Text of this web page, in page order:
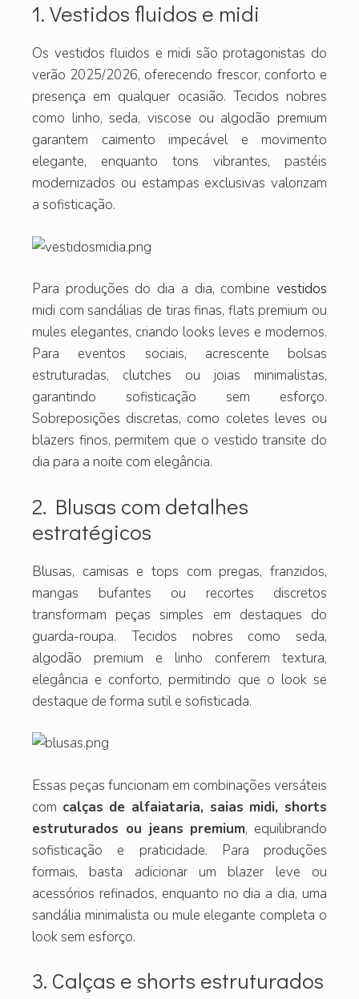
1. Vestidos fluidos e midi
Os vestidos fluidos e midi são protagonistas do
verão 2025/2026, oferecendo frescor, conforto e
presença em qualquer ocasião. Tecidos nobres
como linho, seda, viscose ou algodão premium
garantem caimento impecável e movimento
elegante, enquanto tons vibrantes, pastéis
modernizados ou estampas exclusivas valorizam
a sofisticação.
Para produções do dia a dia, combine vestidos
midi com sandálias de tiras finas, flats premium ou
mules elegantes, criando looks leves e modernos.
Para eventos sociais, acrescente bolsas
estruturadas, clutches ou joias minimalistas,
garantindo sofisticação sem esforço.
Sobreposições discretas, como coletes leves ou
blazers finos, permitem que o vestido transite do
dia para a noite com elegância.
2. Blusas com detalhes
estratégicos
Blusas, camisas e tops com pregas, franzidos,
mangas bufantes ou recortes discretos
transformam peças simples em destaques do
guarda-roupa. Tecidos nobres como seda,
algodão premium e linho conferem textura,
elegância e conforto, permitindo que o look se
destaque de forma sutil e sofisticada.
Essas peças funcionam em combinações versáteis
com calças de alfaiataria, saias midi, shorts
estruturados ou jeans premium, equilibrando
sofisticação e praticidade. Para produções
formais, basta adicionar um blazer leve ou
acessórios refinados, enquanto no dia a dia, uma
sandália minimalista ou mule elegante completa o
look sem esforço.
3. Calças e shorts estruturados